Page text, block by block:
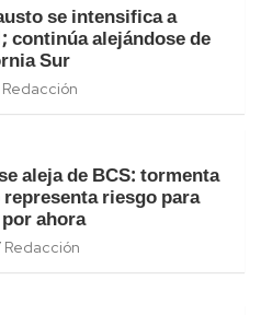
se intensifica a
continúa alejándose de
Sur
Redacción
aleja de BCS: tormenta
riesgo para
ahora
Redacción